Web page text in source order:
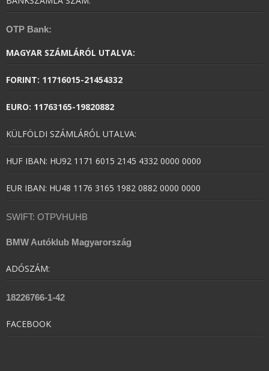
OTP Bank:
MAGYAR SZÁMLÁRÓL UTALVA:
FORINT: 11716015-21454332
EURO: 11763165-19820882
KÜLFÖLDI SZÁMLÁRÓL UTALVA:
HUF IBAN: HU92 1171 6015 2145 4332 0000 0000
EUR IBAN: HU48 1176 3165 1982 0882 0000 0000
SWIFT: OTPVHUHB
BMW Autóklub Magyarország
ADÓSZÁM:
18226766-1-42
FACEBOOK